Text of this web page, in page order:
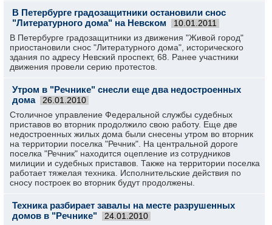
В Петербурге градозащитники остановили снос
"Литературного дома" на Невском
10.01.2011
В Петербурге градозащитники из движения "Живой город"
приостановили снос "Литературного дома", исторического
здания по адресу Невский проспект, 68. Ранее участники
движения провели серию протестов.
Утром в "Речнике" снесли еще два недостроенных
дома
26.01.2010
Столичное управление Федеральной службы судебных
приставов во вторник продолжило свою работу. Еще две
недостроенных жилых дома были снесены утром во вторник
на территории поселка "Речник". На центральной дороге
поселка "Речник" находится оцепление из сотрудников
милиции и судебных приставов. Также на территории поселка
работает тяжелая техника. Исполнительские действия по
сносу построек во вторник будут продолжены.
Техника разбирает завалы на месте разрушенных
домов в "Речнике"
24.01.2010